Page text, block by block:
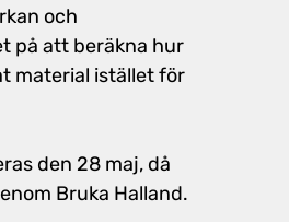
och
på att beräkna hur
material istället för
den 28 maj, då
Bruka Halland.